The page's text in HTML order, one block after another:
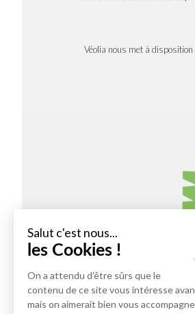
Véolia nous met à
Salut c'est nous...
les Cookies !
On a attendu d'être sûrs que le
contenu de ce site vous intéresse
mais on aimerait bien vous